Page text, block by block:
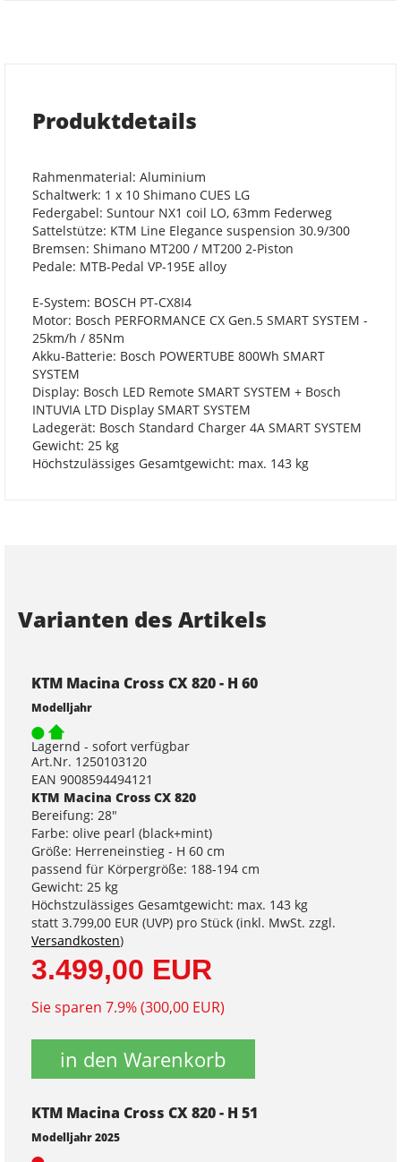
Produktdetails
Rahmenmaterial: Aluminium
Schaltwerk: 1 x 10 Shimano CUES LG
Federgabel: Suntour NX1 coil LO, 63mm Federweg
Sattelstütze: KTM Line Elegance suspension 30.9/300
Bremsen: Shimano MT200 / MT200 2-Piston
Pedale: MTB-Pedal VP-195E alloy
E-System: BOSCH PT-CX8I4
Motor: Bosch PERFORMANCE CX Gen.5 SMART SYSTEM -
25km/h / 85Nm
Akku-Batterie: Bosch POWERTUBE 800Wh SMART
SYSTEM
Display: Bosch LED Remote SMART SYSTEM + Bosch
INTUVIA LTD Display SMART SYSTEM
Ladegerät: Bosch Standard Charger 4A SMART SYSTEM
Gewicht: 25 kg
Höchstzulässiges Gesamtgewicht: max. 143 kg
Varianten des Artikels
KTM Macina Cross CX 820 - H 60
Modelljahr
Lagernd - sofort verfügbar
Art.Nr. 1250103120
EAN 9008594494121
KTM Macina Cross CX 820
Bereifung: 28"
Farbe: olive pearl (black+mint)
Größe: Herreneinstieg - H 60 cm
passend für Körpergröße: 188-194 cm
Gewicht: 25 kg
Höchstzulässiges Gesamtgewicht: max. 143 kg
statt 3.799,00 EUR (UVP) pro Stück (inkl. MwSt. zzgl.
Versandkosten)
3.499,00 EUR
Sie sparen 7.9% (300,00 EUR)
in den Warenkorb
KTM Macina Cross CX 820 - H 51
Modelljahr 2025